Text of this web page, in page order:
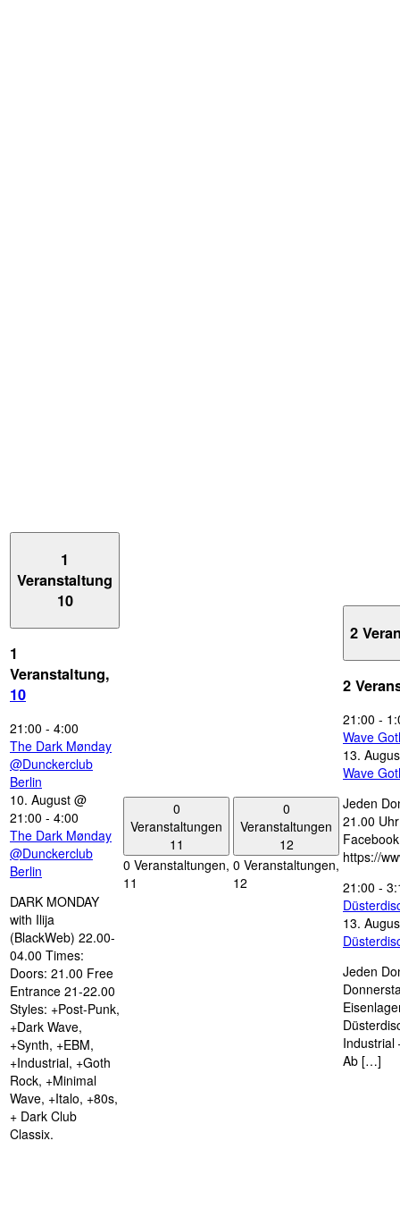
1
Veranstaltung
10
1
Veranstaltung,
10
21:00 - 4:00
The Dark Mønday
@Dunckerclub
Berlin
10. August @
21:00 - 4:00
The Dark Mønday
@Dunckerclub
Berlin
DARK MONDAY
with Ilija
(BlackWeb) 22.00-
04.00 Times:
Doors: 21.00 Free
Entrance 21-22.00
Styles: +Post-Punk,
+Dark Wave,
+Synth, +EBM,
+Industrial, +Goth
Rock, +Minimal
Wave, +Italo, +80s,
+ Dark Club
Classix.
0
Veranstaltungen
11
0 Veranstaltungen,
11
0
Veranstaltungen
12
0 Veranstaltungen,
12
2
2
21:00 -
Wave
13.
Wave
Jeden
21.00
https://
21:00 -
13.
Jeden
Industrial
Ab […]